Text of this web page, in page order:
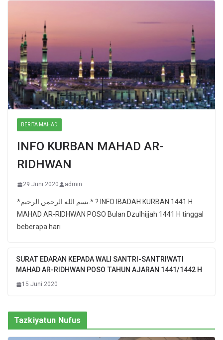
BERITA MAHAD
INFO KURBAN MAHAD AR-
RIDHWAN
29 Juni 2020 admin
*بسم الله الرحمن الرحيم.* ? INFO IBADAH KURBAN 1441 H
MAHAD AR-RIDHWAN POSO Bulan Dzulhijjah 1441 H tinggal
beberapa hari
SURAT EDARAN KEPADA WALI SANTRI-SANTRIWATI
MAHAD AR-RIDHWAN POSO TAHUN AJARAN 1441/1442 H
15 Juni 2020
Tazkiyatun Nufus